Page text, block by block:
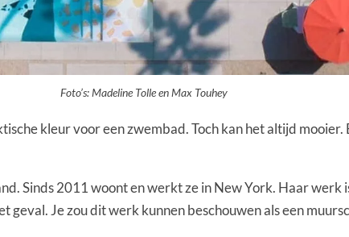
Foto’s: Madeline Tolle en Max Touhey
kleur voor een zwembad. Toch kan het altijd
Sinds 2011 woont en werkt ze in New York. Haar
Je zou dit werk kunnen beschouwen als een